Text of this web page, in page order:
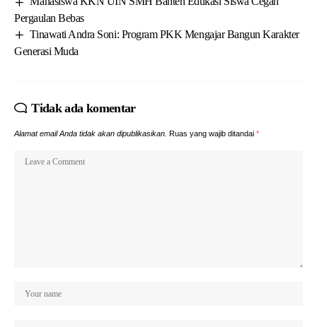
Pergaulan Bebas
Tinawati Andra Soni: Program PKK Mengajar Bangun Karakter
Generasi Muda
Tidak ada komentar
Alamat email Anda tidak akan dipublikasikan. Ruas yang wajib ditandai *